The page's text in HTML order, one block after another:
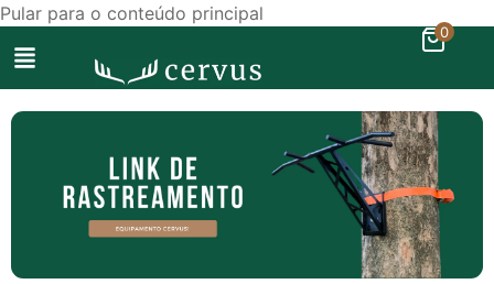
Pular para o conteúdo principal
0